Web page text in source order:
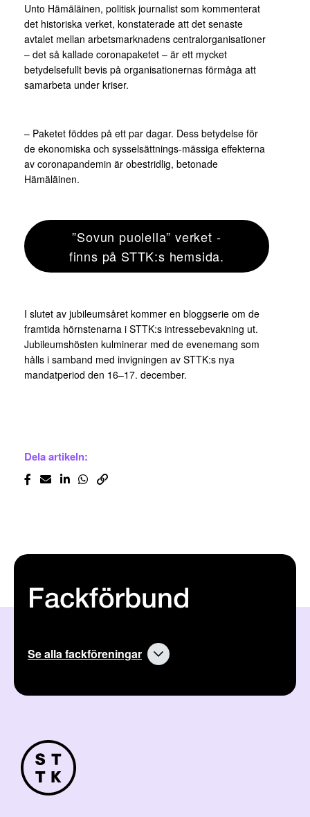
Unto Hämäläinen, politisk journalist som kommenterat
det historiska verket, konstaterade att det senaste
avtalet mellan arbetsmarknadens centralorganisationer
– det så kallade coronapaketet – är ett mycket
betydelsefullt bevis på organisationernas förmåga att
samarbeta under kriser.
– Paketet föddes på ett par dagar. Dess betydelse för
de ekonomiska och sysselsättnings-mässiga effekterna
av coronapandemin är obestridlig, betonade
Hämäläinen.
”Sovun puolella” verket -
finns på STTK:s hemsida.
I slutet av jubileumsåret kommer en bloggserie om de
framtida hörnstenarna i STTK:s intressebevakning ut.
Jubileumshösten kulminerar med de evenemang som
hålls i samband med invigningen av STTK:s nya
mandatperiod den 16–17. december.
Dela artikeln:
Fackförbund
Se alla fackföreningar